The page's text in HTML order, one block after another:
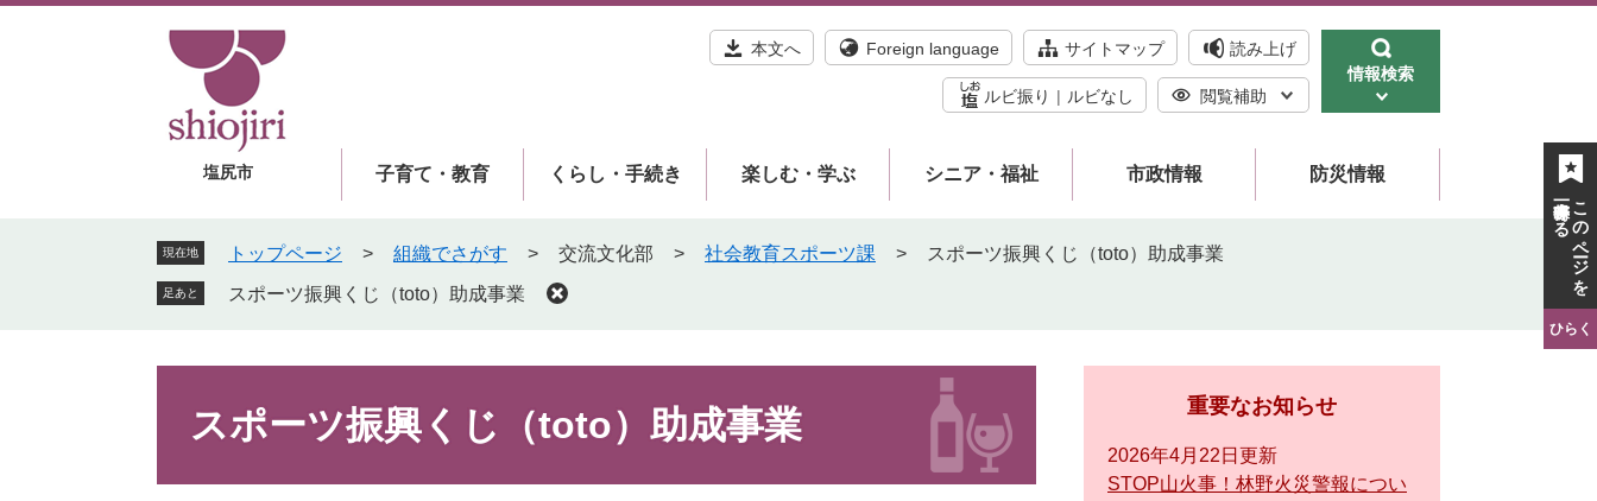
塩尻市
本文へ Foreign language サイトマップ 読み上げ
ルビ振り ルビなし 閲覧補助
情報検索
子育て・教育 くらし・手続き 楽しむ・学ぶ シニア・福祉 市政情報 防災情報
現在地 トップページ > 組織でさがす > 交流文化部 > 社会教育スポーツ課 > スポーツ振興くじ（toto）助成事業
足あと スポーツ振興くじ（toto）助成事業
スポーツ振興くじ（toto）助成事業 重要なお知らせ
2026年4月22日更新
STOP山火事！林野火災警報につい
このページを
一時保存する
ひらく